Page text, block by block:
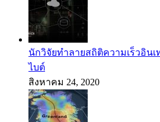
นักวิจัยทำลายสถิติความเร็วอินเ
ไบต์
สิงหาคม 24, 2020